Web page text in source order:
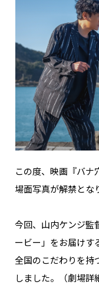
この度、映画『バナ
場面写真が解禁とな
今回、山内ケンジ監
ービー」をお届けす
全国のこだわりを持
しました。（劇場詳